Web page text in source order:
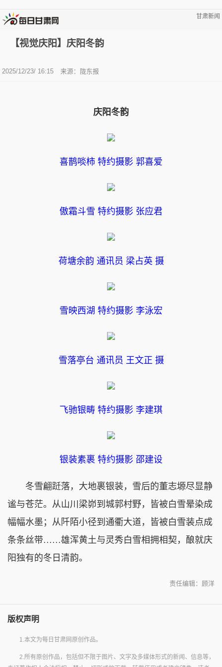
甘肃新闻
【视觉庆阳】庆阳冬韵
2025/12/23/ 16:15 来源：陇东报
庆阳冬韵
喜鹊啖柿 特约摄影 郭喜爱
傲霜斗雪 特约摄影 张应君
荷塘余韵 通讯员 梁占英 摄
雪映西湖 特约摄影 李泳宏
雪落亭台 通讯员 王文正 摄
飞驰银畴 特约摄影 李建琪
银装素裹 特约摄影 邵建设
冬雪翩跹落，大地裹银装，雪后的董志塬尽显静
谧与苍茫。从山川梁峁到城郭村野，皆被白雪晕染成
幅幅水墨；从阡陌小径到通衢大道，皆被白雪装点成
条条丝带……雄浑黄土与灵秀白雪相拥相契，酿就庆
阳独有的冬日清韵。
责任编辑：顾洋
版权声明
1.本文为每日甘肃网原创作品。
2.所有原创作品，包括但不限于图片、文字及多媒体形式的新闻、信息等，